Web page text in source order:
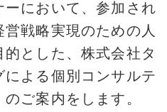
において、参加され
戦略実現のための人
とした、株式会社タ
よる個別コンサルテ
ご案内をします。